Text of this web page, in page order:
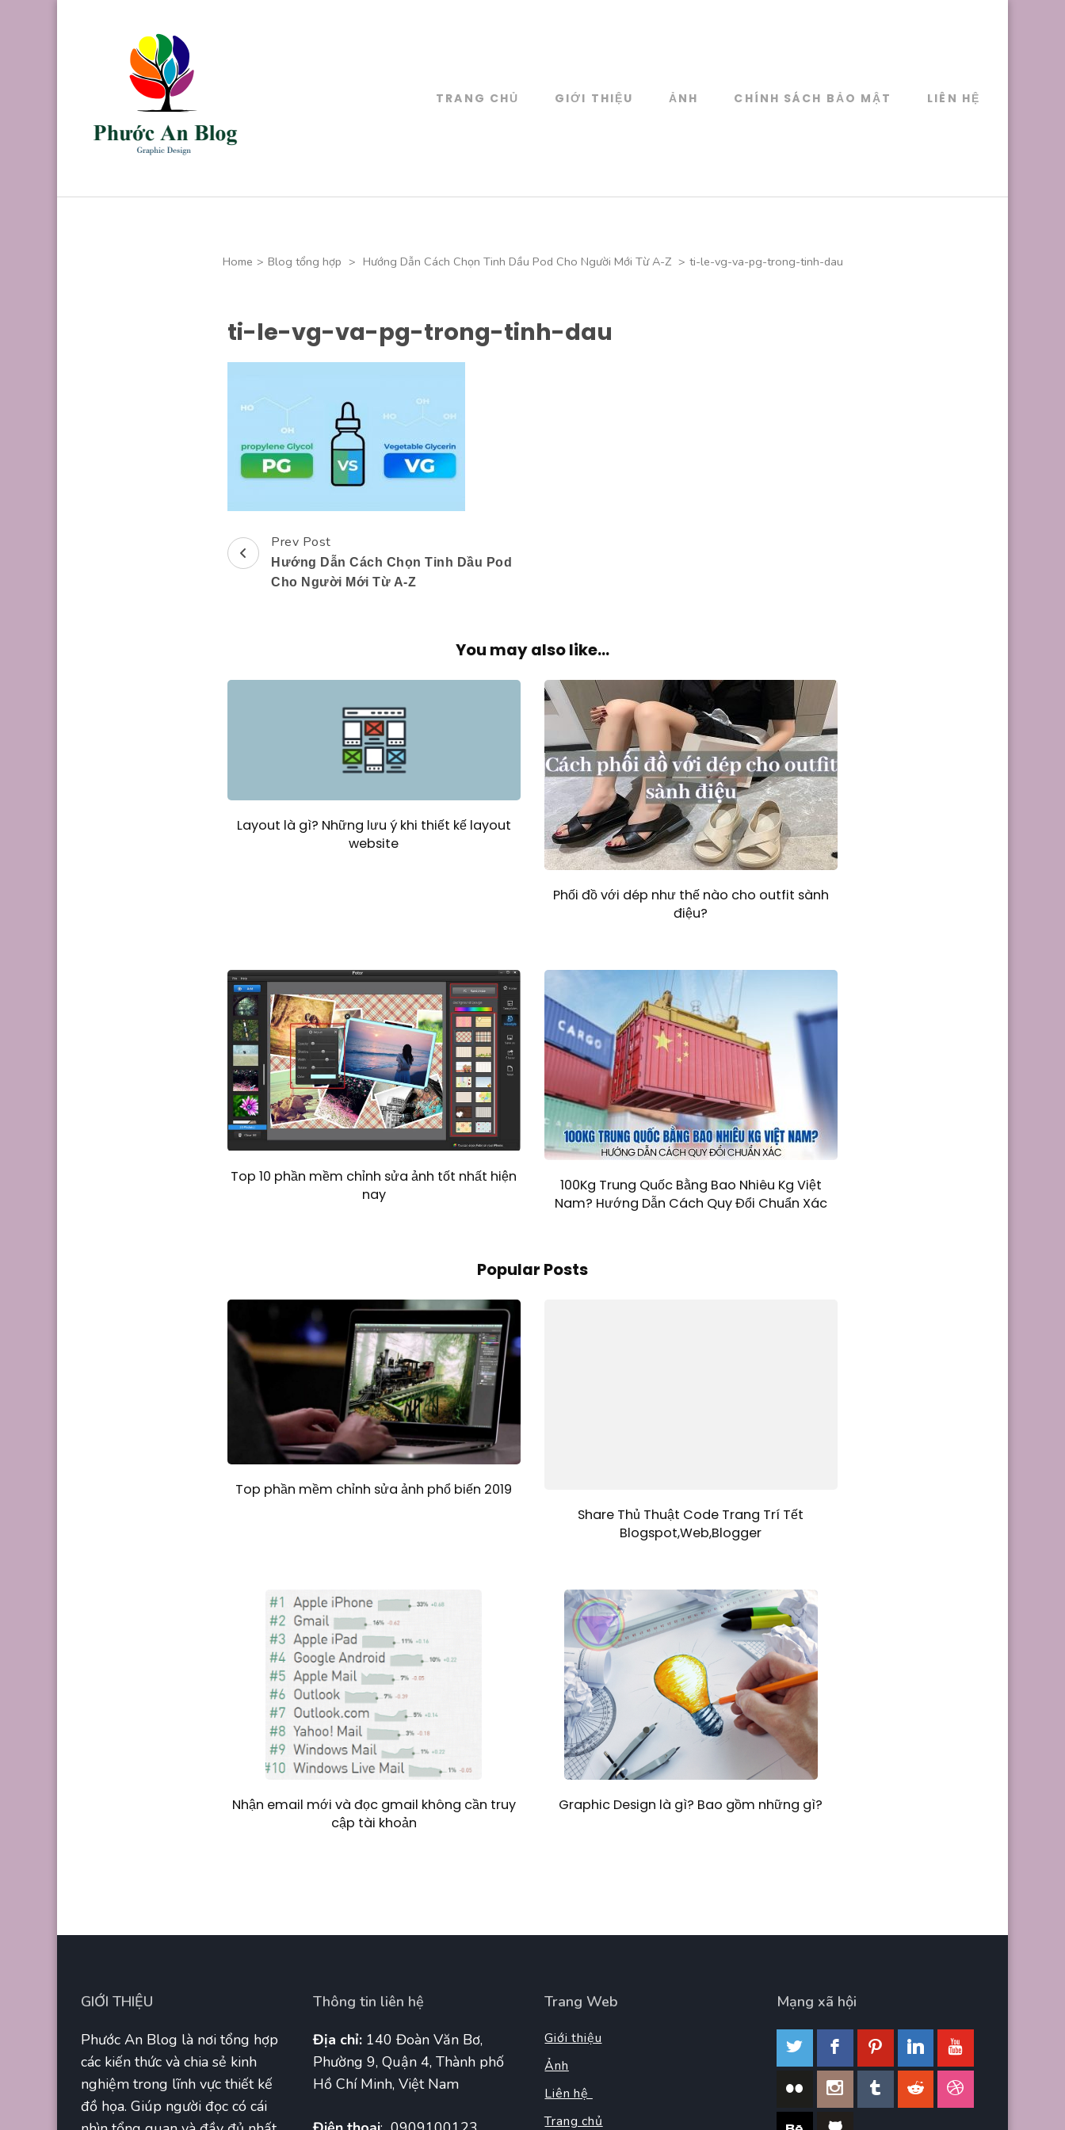
TRANG CHỦ GIỚI THIỆU ẢNH CHÍNH SÁCH BẢO MẬT LIÊN HỆ
Home > Blog tổng hợp > Hướng Dẫn Cách Chọn Tinh Dầu Pod Cho Người Mới Từ A-Z > ti-le-vg-va-pg-trong-tinh-dau
ti-le-vg-va-pg-trong-tinh-dau
Post
Navigation
Prev Post
Hướng Dẫn Cách Chọn Tinh Dầu Pod
Cho Người Mới Từ A-Z
You may also like...
Layout là gì? Những lưu ý khi thiết kế layout
website
Phối đồ với dép như thế nào cho outfit sành
điệu?
Top 10 phần mềm chỉnh sửa ảnh tốt nhất hiện
nay
100Kg Trung Quốc Bằng Bao Nhiêu Kg Việt
Nam? Hướng Dẫn Cách Quy Đổi Chuẩn Xác
Popular Posts
Top phần mềm chỉnh sửa ảnh phổ biến 2019
Share Thủ Thuật Code Trang Trí Tết
Blogspot,Web,Blogger
Nhận email mới và đọc gmail không cần truy
cập tài khoản
Graphic Design là gì? Bao gồm những gì?
GIỚI THIỆU
Phước An Blog là nơi tổng hợp
các kiến thức và chia sẻ kinh
nghiệm trong lĩnh vực thiết kế
đồ họa. Giúp người đọc có cái
Thông tin liên hệ
Địa chỉ: 140 Đoàn Văn Bơ,
Phường 9, Quận 4, Thành phố
Hồ Chí Minh, Việt Nam
Trang Web
Giới thiệu
Ảnh
Liên hệ
Trang chủ
Mạng xã hội